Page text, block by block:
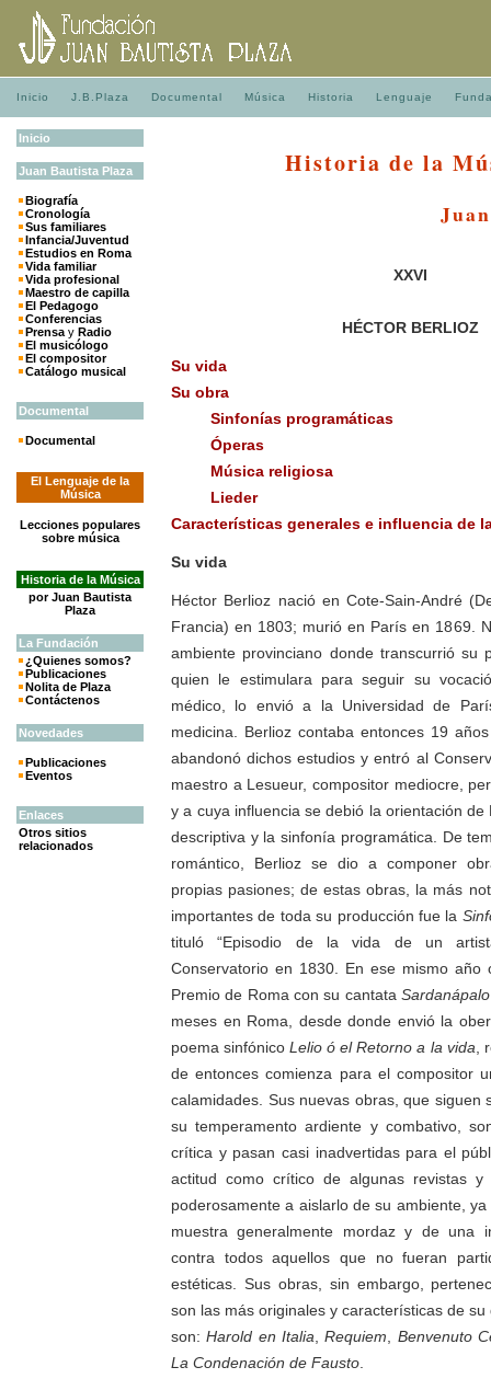
Inicio J.B.Plaza Documental Música Historia Lenguaje
Inicio
Juan Bautista Plaza
Biografía
Cronología
Sus familiares
Infancia/Juventud
Estudios en Roma
Vida familiar
Vida profesional
Maestro de capilla
El Pedagogo
Conferencias
Prensa y Radio
El musicólogo
El compositor
Catálogo musical
Documental
Documental
El Lenguaje de la
Música
Lecciones populares
sobre música
Historia de la Música
por Juan Bautista
Plaza
La Fundación
¿Quienes somos?
Publicaciones
Nolita de Plaza
Contáctenos
Novedades
Publicaciones
Eventos
Enlaces
Otros sitios
relacionados
Historia de la
XXVI
HÉCTOR BERLIOZ
Su vida
Su obra
Sinfonías programáticas
Óperas
Música religiosa
Lieder
Características generales e influencia de
Su vida
Héctor Berlioz nació en Cote-Sain-André
Francia) en 1803; murió en París en 1869.
ambiente provinciano donde transcurrió su
quien le estimulara para seguir su
médico, lo envió a la Universidad de
medicina. Berlioz contaba entonces 19
abandonó dichos estudios y entró al
maestro a Lesueur, compositor mediocre,
y a cuya influencia se debió la orientación de
descriptiva y la sinfonía programática. De
romántico, Berlioz se dio a componer
propias pasiones; de estas obras, la más
importantes de toda su producción fue la
tituló “Episodio de la vida de un
Conservatorio en 1830. En ese mismo año
Premio de Roma con su cantata Sardanápalo
meses en Roma, desde donde envió la
poema sinfónicoLelio ó el Retorno a la vida ,
de entonces comienza para el compositor
calamidades. Sus nuevas obras, que siguen
su temperamento ardiente y combativo,
crítica y pasan casi inadvertidas para el
actitud como crítico de algunas revistas y
poderosamente a aislarlo de su ambiente,
muestra generalmente mordaz y de una
contra todos aquellos que no fueran
estéticas. Sus obras, sin embargo,
son las más originales y características de
son:Harold en Italia ,Requiem
Benvenuto
La Condenación de Fausto